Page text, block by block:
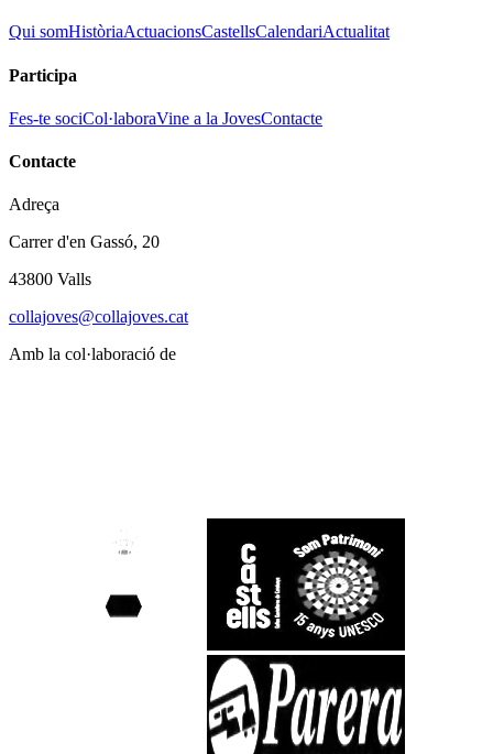
Qui somHistòriaActuacionsCastellsCalendariActualitat
Participa
Fes-te sociCol·laboraVine a la JovesContacte
Contacte
Adreça
Carrer d'en Gassó, 20
43800 Valls
collajoves@collajoves.cat
Amb la col·laboració de